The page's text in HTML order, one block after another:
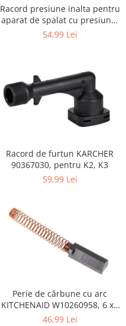
Racord presiune inalta pentru
aparat de spalat cu presiune,
KARCHER 9.013-355.0, K4/K5
54,99 Lei
Racord de furtun KARCHER
90367030, pentru K2, K3
59,99 Lei
Perie de cărbune cu arc
KITCHENAID W10260958, 6 x6
x 19 mm, pentru 5KSM15
46,99 Lei